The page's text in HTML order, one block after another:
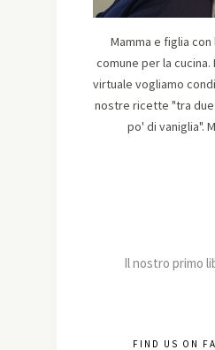
Mamma e figlia
comune per la
virtuale vogliamo
nostre ricette "tra due
po' di vaniglia".
Il nostro primo
FIND US ON